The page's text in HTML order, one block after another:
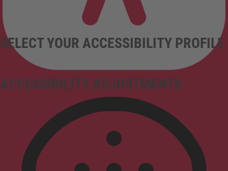
ACCESSIBILITY ADJUSTMENTS
SELECT YOUR ACCESSIBILITY PROFILE